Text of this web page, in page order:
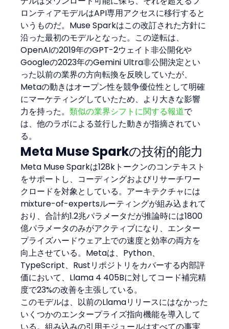
ロンティアモデルはAPI専用アクセスに移行すると
いうものだ。Muse Sparkはこの改訂された方針に
沿った最初のモデルとなった。この逆転は、
OpenAIの2019年のGPT-2ウェイト非公開化や
Googleの2023年のGemini Ultra非公開決定とい
った以前の業界の方向転換を反映していたが、
Metaの動きはオープン性を競争優位性として明確
にマーケティングしていたため、より大きな影響
力を持った。類似の業界シフトに関する報道で
は、他のラボによる並行した動きが指摘されてい
る。
Meta Muse Sparkの技術的能力
Meta Muse Sparkは128kトークンのコンテキスト
をサポートし、コーディングおよびリサーチワー
クロードを対象としている。アーキテクチャには
mixture-of-expertsルーティングが組み込まれて
おり、合計約1.2兆パラメータだが推論時には1800
億パラメータのみがアクティブになり、エンター
プライズハードウェア上での速度と効率の両方を
向上させている。Metaは、Python、
TypeScript、Rustリポジトリをカバーする内部評
価において、Llama 4 405Bに対してコード補完精
度で23%の改善を主張している。
このモデルは、以前のLlamaリリースにはなかった
いくつかのエンタープライズ指向機能を導入して
いる。組み込みの引用モジュールはすべての事実